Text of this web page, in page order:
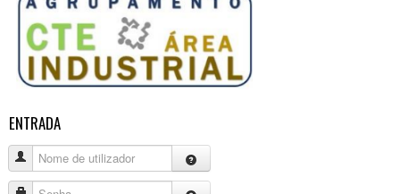
ENTRADA
Nome de utilizador